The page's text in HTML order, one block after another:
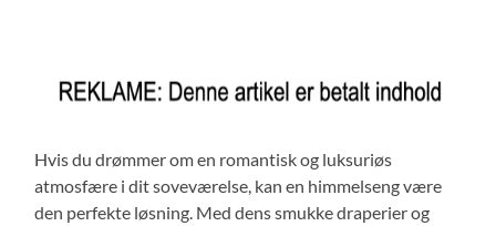
Hvis du drømmer om en romantisk og luksuriøs
atmosfære i dit soveværelse, kan en himmelseng være
den perfekte løsning. Med dens smukke draperier og